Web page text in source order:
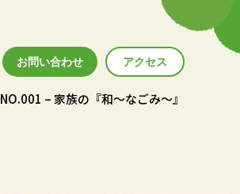
お問い合わせ アクセス
アクセス
NO.001 – 家族の『和～なごみ～』